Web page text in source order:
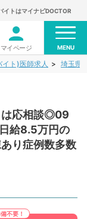
イトはマイナビDOCTOR
マイページ MENU
ト)医師求人 埼玉県
は応相談◎09
給8.5万円の
り症例数多数